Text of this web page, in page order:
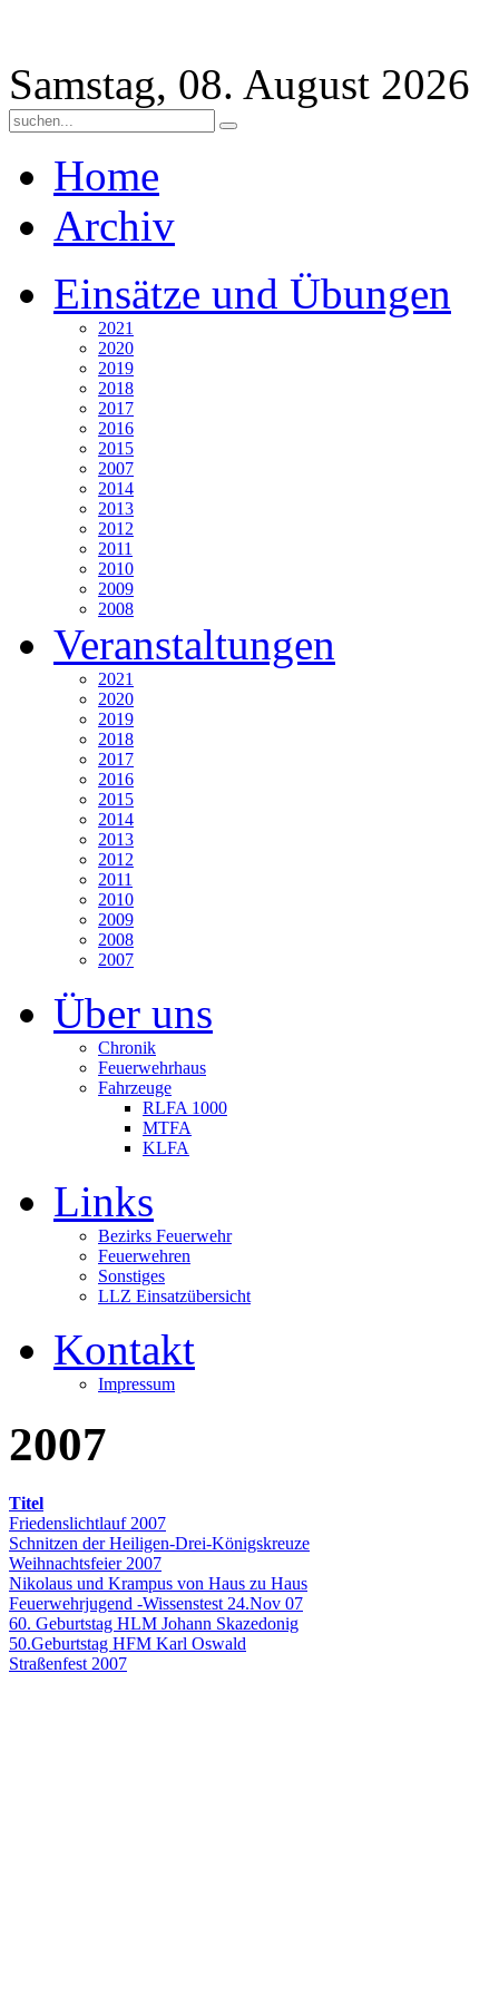
Samstag, 08. August 2026
Home
Archiv
Einsätze und Übungen
2021
2020
2019
2018
2017
2016
2015
2007
2014
2013
2012
2011
2010
2009
2008
Veranstaltungen
2021
2020
2019
2018
2017
2016
2015
2014
2013
2012
2011
2010
2009
2008
2007
Über uns
Chronik
Feuerwehrhaus
Fahrzeuge
RLFA 1000
MTFA
KLFA
Links
Bezirks Feuerwehr
Feuerwehren
Sonstiges
LLZ Einsatzübersicht
Kontakt
Impressum
2007
Titel
Friedenslichtlauf 2007
Schnitzen der Heiligen-Drei-Königskreuze
Weihnachtsfeier 2007
Nikolaus und Krampus von Haus zu Haus
Feuerwehrjugend -Wissenstest 24.Nov 07
60. Geburtstag HLM Johann Skazedonig
50.Geburtstag HFM Karl Oswald
Straßenfest 2007